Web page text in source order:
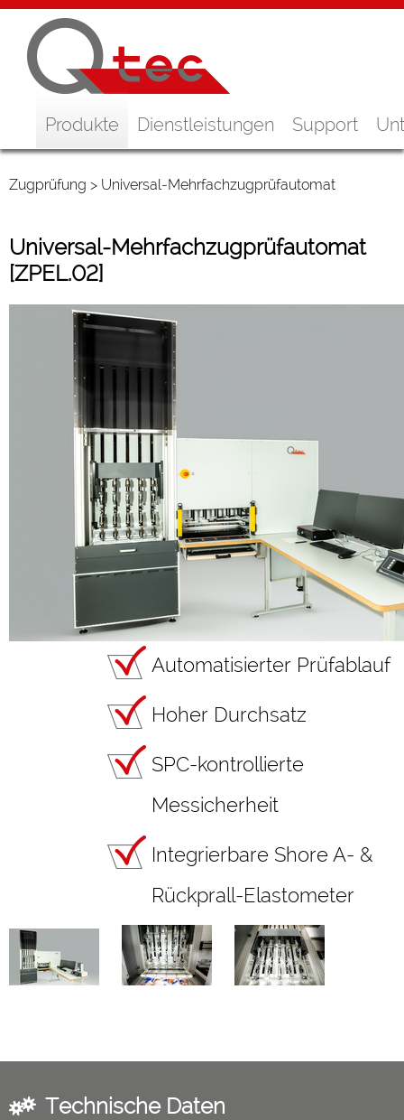
Produkte Dienstleistungen Support
Zugprüfung > Universal-Mehrfachzugprüfautomat
Universal-Mehrfachzugprüfautomat
[ZPEL.02]
Automatisierter Prüfablauf
Hoher Durchsatz
SPC-kontrollierte
Messicherheit
Integrierbare Shore A- &
Rückprall-Elastometer
Technische Daten